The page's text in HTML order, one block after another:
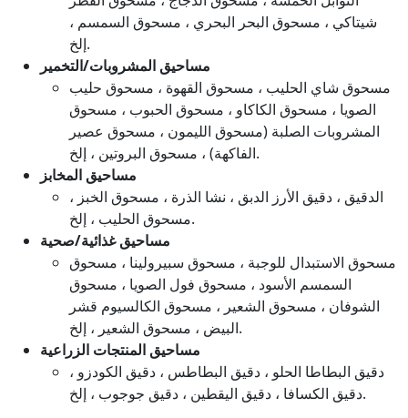
شيتاكي ، مسحوق البحر البحري ، مسحوق السمسم ،
إلخ.
مساحيق المشروبات/التخمير
مسحوق شاي الحليب ، مسحوق القهوة ، مسحوق حليب
الصويا ، مسحوق الكاكاو ، مسحوق الحبوب ، مسحوق
المشروبات الصلبة (مسحوق الليمون ، مسحوق عصير
الفاكهة) ، مسحوق البروتين ، إلخ.
مساحيق المخابز
الدقيق ، دقيق الأرز الدبق ، نشا الذرة ، مسحوق الخبز ،
مسحوق الحليب ، إلخ.
مساحيق غذائية/صحية
مسحوق الاستبدال للوجبة ، مسحوق سبيرولينا ، مسحوق
السمسم الأسود ، مسحوق فول الصويا ، مسحوق
الشوفان ، مسحوق الشعير ، مسحوق الكالسيوم قشر
البيض ، مسحوق الشعير ، إلخ.
مساحيق المنتجات الزراعية
دقيق البطاطا الحلو ، دقيق البطاطس ، دقيق الكودزو ،
دقيق الكسافا ، دقيق اليقطين ، دقيق جوجوب ، إلخ.